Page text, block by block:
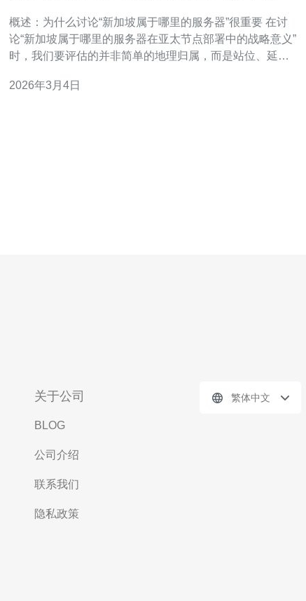
概述：为什么讨论“新加坡属于哪里的服务器”很重要 在讨
论“新加坡属于哪里的服务器在亚太节点部署中的战略意义”
时，我们要评估的并非简单的地理归属，而是站位、延
的应用来说，选择放在新加坡的数据中心可能是最好的可
2026年3月4日
关于公司
BLOG
公司介绍
联系我们
隐私政策
繁体中文